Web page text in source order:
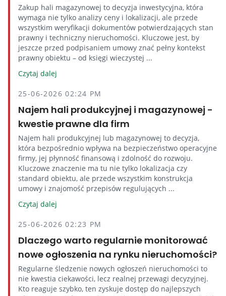
Zakup hali magazynowej to decyzja inwestycyjna, która
wymaga nie tylko analizy ceny i lokalizacji, ale przede
wszystkim weryfikacji dokumentów potwierdzających stan
prawny i techniczny nieruchomości. Kluczowe jest, by
jeszcze przed podpisaniem umowy znać pełny kontekst
prawny obiektu – od księgi wieczystej ...
Czytaj dalej
25-06-2026 02:24 PM
Najem hali produkcyjnej i magazynowej -
kwestie prawne dla firm
Najem hali produkcyjnej lub magazynowej to decyzja,
która bezpośrednio wpływa na bezpieczeństwo operacyjne
firmy, jej płynność finansową i zdolność do rozwoju.
Kluczowe znaczenie ma tu nie tylko lokalizacja czy
standard obiektu, ale przede wszystkim konstrukcja
umowy i znajomość przepisów regulujących ...
Czytaj dalej
25-06-2026 02:23 PM
Dlaczego warto regularnie monitorować
nowe ogłoszenia na rynku nieruchomości?
Regularne śledzenie nowych ogłoszeń nieruchomości to
nie kwestia ciekawości, lecz realnej przewagi decyzyjnej.
Kto reaguje szybko, ten zyskuje dostęp do najlepszych